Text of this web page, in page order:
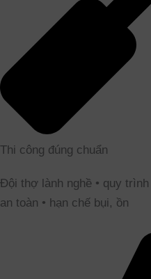
Thi công đúng chuẩn
Đội thợ lành nghề • quy
an toàn • hạn chế bụi, ồn